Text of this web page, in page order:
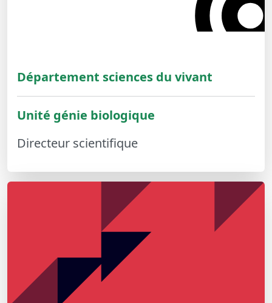
Département sciences du vivant
Unité génie biologique
Directeur scientifique